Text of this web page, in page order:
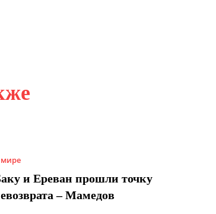
и Ереван прошли точку
– Мамедов